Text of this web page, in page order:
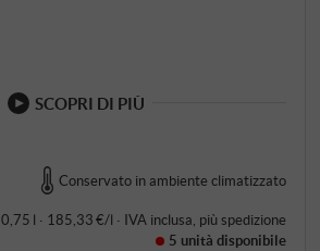
SCOPRI DI PIÙ
Conservato in ambiente climatizzato
0,75 l · 185,33 €/l · IVA inclusa , più spedizione
5 unità disponibile